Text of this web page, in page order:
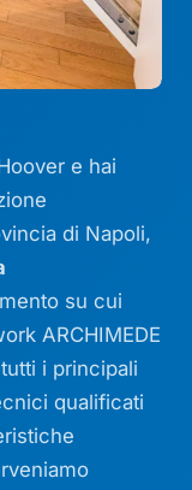
e hai
di Napoli,
su cui
ARCHIMEDE
i principali
qualificati